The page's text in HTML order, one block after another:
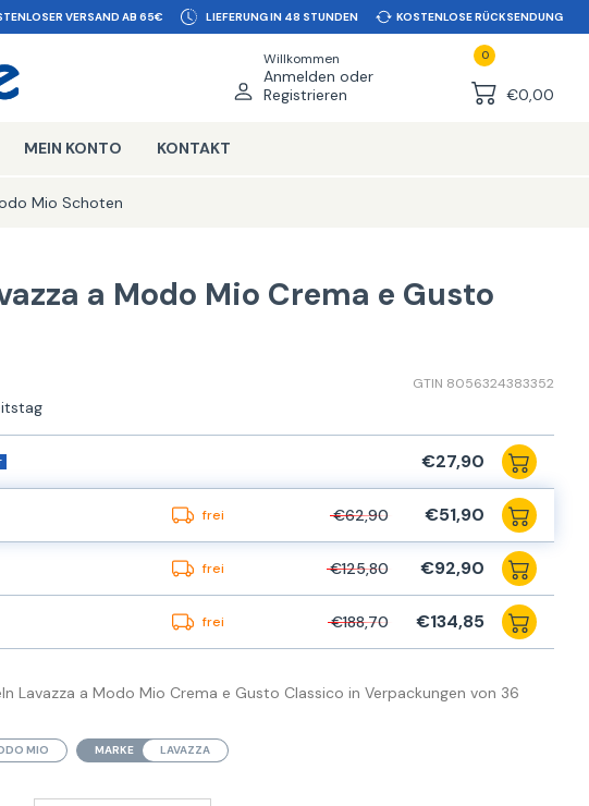
VERSAND AB 65€ LIEFERUNG IN 48 STUNDEN KOSTENLOSE RÜCKSENDUNG
Willkommen
Anmelden oder
Registrieren
0
€0,00
MEIN KONTO KONTAKT
Mio Schoten
a Modo Mio Crema e Gusto
GTIN 8056324383352
€27,90
frei €62,90 €51,90
frei €125,80 €92,90
frei €188,70 €134,85
Lavazza a Modo Mio Crema e Gusto Classico in Verpackungen von 36
MIO MARKE LAVAZZA